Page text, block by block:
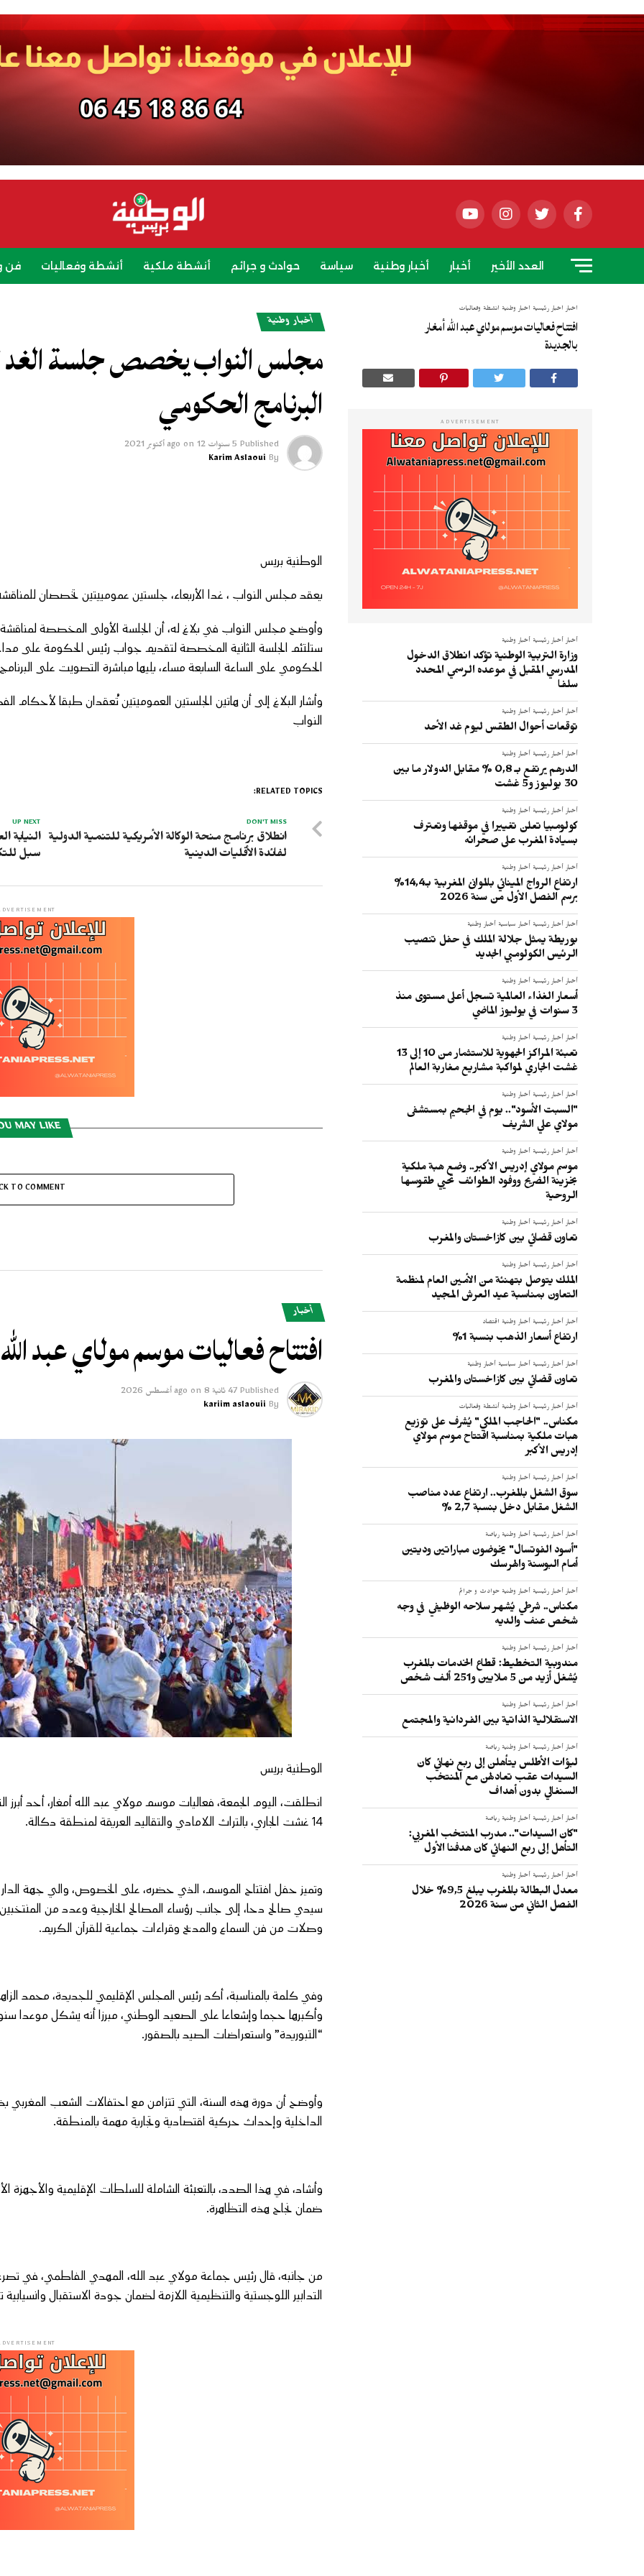
العدد الأخير أخبار أخبار وطنية سياسة حوادث و جرائم أنشطة ملكية أنشطة وفعاليات فن
أخبار أخبار رئيسية أخبار وطنية أنشطة وفعاليات
افتتاح فعاليات موسم مولاي عبد الله أمغار
بالجديدة
ADVERTISEMENT
أخبار أخبار رئيسية أخبار وطنية
وزارة التربية الوطنية تؤكد انطلاق الدخول
المدرسي المقبل في موعده الرسمي المحدد
سلفا
أخبار أخبار رئيسية أخبار وطنية
توقعات أحوال الطقس ليوم غد الأحد
أخبار أخبار رئيسية أخبار وطنية
الدرهم يرتفع بـ 0,8 % مقابل الدولار ما بين
30 يوليوز و5 غشت
أخبار أخبار رئيسية أخبار وطنية
كولومبيا تعلن تغييرا في موقفها وتعترف
بسيادة المغرب على صحرائه
أخبار أخبار رئيسية أخبار وطنية
ارتفاع الرواج المينائي بالموانئ المغربية بـ14,4%
برسم الفصل الأول من سنة 2026
أخبار أخبار رئيسية أخبار سياسية أخبار وطنية
بوريطة يمثل جلالة الملك في حفل تنصيب
الرئيس الكولومبي الجديد
أخبار أخبار رئيسية أخبار وطنية
أسعار الغذاء العالمية تسجل أعلى مستوى منذ
3 سنوات في يوليوز الماضي
أخبار أخبار رئيسية أخبار وطنية
تعبئة المراكز الجهوية للاستثمار من 10 إلى 13
غشت الجاري لمواكبة مشاريع مغاربة العالم
أخبار أخبار رئيسية أخبار وطنية
"السبت الأسود".. يوم في الجحيم بمستشفى
مولاي علي الشريف
أخبار أخبار رئيسية أخبار وطنية
موسم مولاي إدريس الأكبر.. وضع هبة ملكية
بخزينة الضريح ووفود الطوائف تحيي طقوسها
الروحية
أخبار أخبار رئيسية أخبار وطنية
تعاون قضائي بين كازاخستان والمغرب
أخبار أخبار رئيسية أخبار وطنية
الملك يتوصل بتهنئة من الأمين العام لمنظمة
التعاون بمناسبة عيد العرش المجيد
أخبار أخبار رئيسية أخبار وطنية اقتصاد
ارتفاع أسعار الذهب بنسبة 1%
أخبار أخبار رئيسية أخبار سياسية أخبار وطنية
تعاون قضائي بين كازاخستان والمغرب
أخبار أخبار رئيسية أخبار وطنية أنشطة وفعاليات
مكناس.. "الحاجب الملكي" يُشرف على توزيع
هبات ملكية بمناسبة افتتاح موسم مولاي
إدريس الأكبر
أخبار أخبار رئيسية أخبار وطنية
سوق الشغل بالمغرب.. ارتفاع عدد مناصب
الشغل مقابل دخل بنسبة 2,7 %
أخبار أخبار رئيسية أخبار وطنية رياضة
"أسود الفوتسال" يخوضون مباراتين وديتين
أمام البوسنة والهرسك
أخبار أخبار رئيسية أخبار وطنية حوادث و جرائم
مكناس.. شرطي يُشهر سلاحه الوظيفي في وجه
شخص عنف والديه
أخبار أخبار رئيسية أخبار وطنية
مندوبية التخطيط: قطاع الخدمات بالمغرب
يُشغل أزيد من 5 ملايين و251 ألف شخص
أخبار أخبار رئيسية أخبار وطنية
الاستقلالية الذاتية بين الفردانية والمجتمع
أخبار أخبار رئيسية أخبار وطنية رياضة
لبؤات الأطلس يتأهلن إلى ربع نهائي كان
السيدات عقب تعادلهن مع المنتخب
السنغالي بدون أهداف
أخبار أخبار رئيسية أخبار وطنية رياضة
"كان السيدات".. مدرب المنتخب المغربي:
التأهل إلى ربع النهائي كان هدفنا الأول
أخبار أخبار رئيسية أخبار وطنية
معدل البطالة بالمغرب يبلغ 9,5% خلال
الفصل الثاني من سنة 2026
أخبار وطنية
مجلس النواب يخصص جلسة الغد
البرنامج الحكومي
Published 5 سنوات ago on 12 أكتوبر 2021
By
Karim Aslaoui
الوطنية بريس
يعقد مجلس النواب ، غدا الأربعاء، جلستين عمومييتين تخصصان
وأوضح مجلس النواب في بلاغ له، أن الجلسة الأولى المخصصة
ستلتئم الجلسة الثانية المخصصة لتقديم جواب رئيس الحكومة على
الحكومي على الساعة السابعة مساء، يليها مباشرة التصويت على
النواب
RELATED TOPICS:
UP NEXT
النيابة
سبل
DON'T MISS
انطلاق برنامج منحة الوكالة الأمريكية للتنمية الدولية
لفائدة الأقليات الدينية
MAY LIKE
TO COMMENT
أخبار
افتتاح فعاليات موسم مولاي عبد
Published 47 ثانية ago on 8 أغسطس 2026
By
kariim aslaouii
الوطنية بريس
انطلقت، اليوم الجمعة، فعاليات موسم مولاي عبد الله أمغار، أحد أبرز
14 غشت الجاري، بالتراث اللامادي والتقاليد العريقة لمنطقة دكالة.
وتميز حفل افتتاح الموسم، الذي حضره، على الخصوص، والي جهة
سيدي صالح دحا، إلى جانب رؤساء المصالح الخارجية وعدد من
وصلات من فن السماع والمديح وقراءات جماعية للقرآن الكريم.
وفي كلمة بالمناسبة، أكد رئيس المجلس الإقليمي للجديدة، محمد
وأكبرها حجما وإشعاعا على الصعيد الوطني، مبرزا أنه يشكل موعدا
“التبوريدة” واستعراضات الصيد بالصقور.
وأوضح أن دورة هذه السنة، التي تتزامن مع احتفالات الشعب المغربي
الداخلية وإحداث حركية اقتصادية وتجارية مهمة بالمنطقة.
وأشاد، في هذا الصدد، بالتعبئة الشاملة للسلطات الإقليمية والأجهزة
ضمان نجاح هذه التظاهرة.
من جانبه، قال رئيس جماعة مولاي عبد الله، المهدي الفاطمي، في
التدابير اللوجستية والتنظيمية اللازمة لضمان جودة الاستقبال